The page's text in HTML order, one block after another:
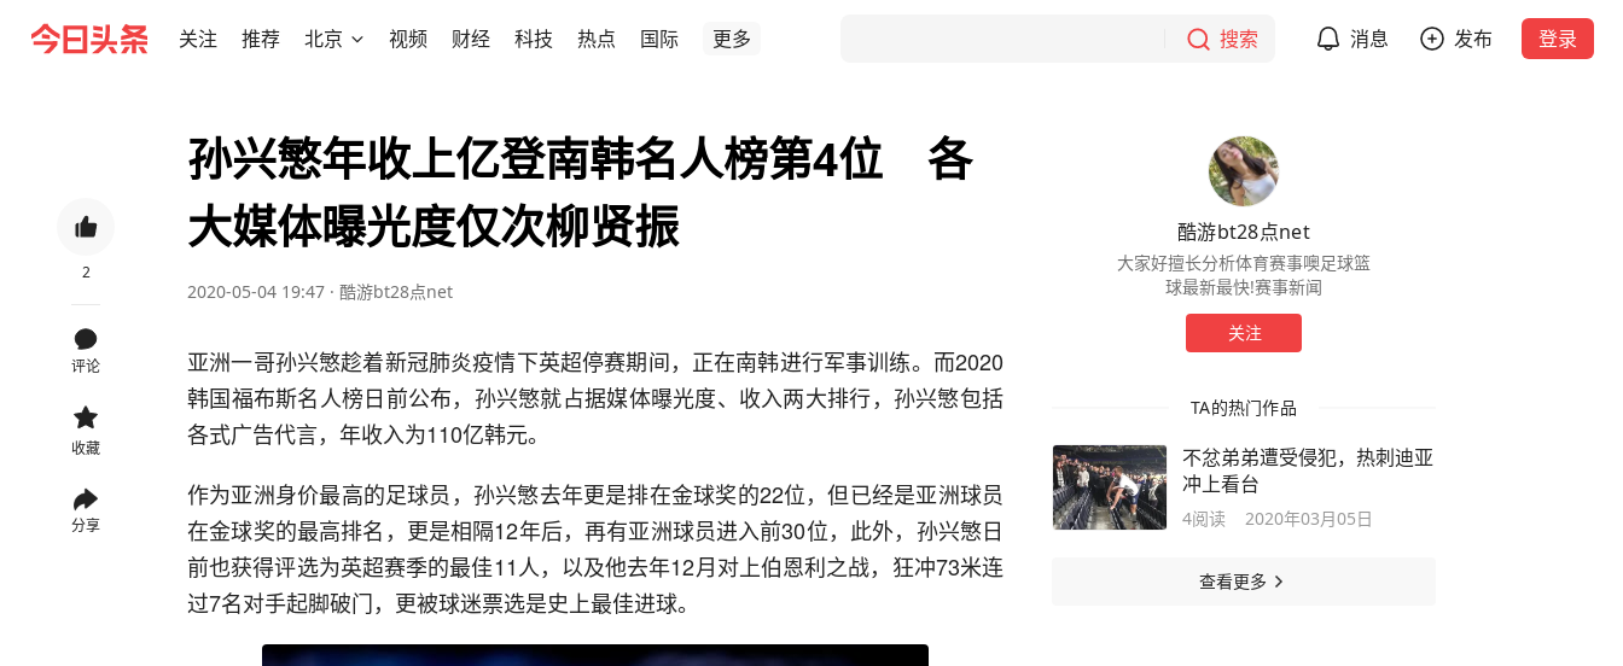
关注 推荐 北京 视频 财经 科技 热点 国际 更多 搜索 消息 发布 登录
2
评论
收藏
分享
孙兴慜年收上亿登南韩名人榜第4位 各
大媒体曝光度仅次柳贤振
2020-05-04 19:47 · 酷游bt28点net
亚洲一哥孙兴慜趁着新冠肺炎疫情下英超停赛期间，正在南韩进行军事训练。而2020
韩国福布斯名人榜日前公布，孙兴慜就占据媒体曝光度、收入两大排行，孙兴慜包括
各式广告代言，年收入为110亿韩元。
作为亚洲身价最高的足球员，孙兴慜去年更是排在金球奖的22位，但已经是亚洲球员
在金球奖的最高排名，更是相隔12年后，再有亚洲球员进入前30位，此外，孙兴慜日
前也获得评选为英超赛季的最佳11人，以及他去年12月对上伯恩利之战，狂冲73米连
过7名对手起脚破门，更被球迷票选是史上最佳进球。
酷游bt28点net
大家好擅长分析体育赛事噢足球篮
球最新最快!赛事新闻
关注
TA的热门作品
不忿弟弟遭受侵犯，热刺迪亚
冲上看台
4阅读 2020年03月05日
查看更多